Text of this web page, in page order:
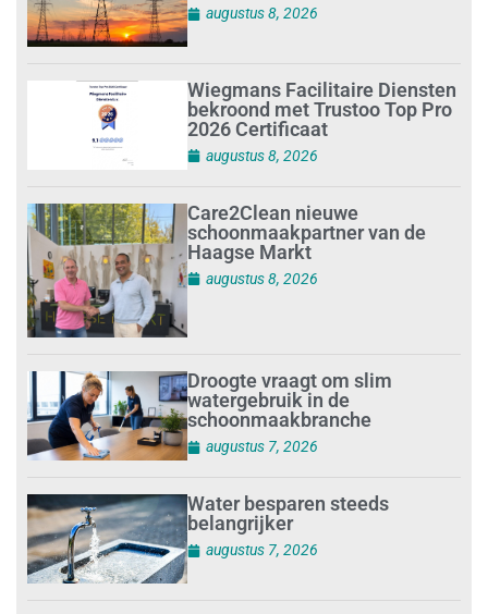
augustus 8, 2026
Wiegmans Facilitaire Diensten
bekroond met Trustoo Top Pro
2026 Certificaat
augustus 8, 2026
Care2Clean nieuwe
schoonmaakpartner van de
Haagse Markt
augustus 8, 2026
Droogte vraagt om slim
watergebruik in de
schoonmaakbranche
augustus 7, 2026
Water besparen steeds
belangrijker
augustus 7, 2026